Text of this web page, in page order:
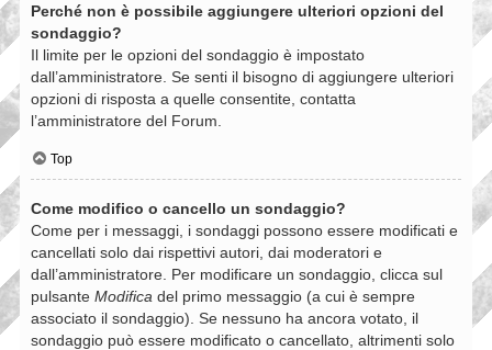
Perché non è possibile aggiungere ulteriori opzioni del
sondaggio?
Il limite per le opzioni del sondaggio è impostato
dall’amministratore. Se senti il bisogno di aggiungere ulteriori
opzioni di risposta a quelle consentite, contatta
l’amministratore del Forum.
Top
Come modifico o cancello un sondaggio?
Come per i messaggi, i sondaggi possono essere modificati e
cancellati solo dai rispettivi autori, dai moderatori e
dall’amministratore. Per modificare un sondaggio, clicca sul
pulsante Modifica del primo messaggio (a cui è sempre
associato il sondaggio). Se nessuno ha ancora votato, il
sondaggio può essere modificato o cancellato, altrimenti solo